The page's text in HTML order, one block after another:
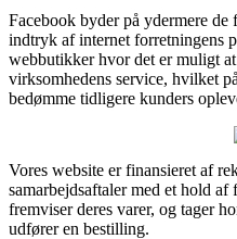
Facebook byder på ydermere de
indtryk af internet forretningens
webbutikker hvor det er muligt
virksomhedens service, hvilket
bedømme tidligere kunders
Vores website er finansieret af
samarbejdsaftaler med et hold
fremviser deres varer, og tager
udfører en bestilling.